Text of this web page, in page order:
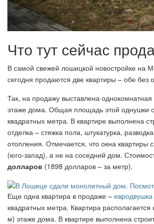
Что тут сейчас
В самой свежей лошицкой новостройке на
сегодня продаются две квартиры – обе без
Так, на продажу выставлена однокомнатная
этаже дома. Общая площадь этой однушки
квадратных метра. В квартире выполнена
отделка – стяжка пола, штукатурка,
отопления. Отмечается, что окна квартиры
(юго-запад), а не на соседний дом.
долларов (1898 долларов – за метр).
Еще одна квартира в продаже – евродвушка
квадратных метра. Квартира
м) этаже дома. В квартире выполнена